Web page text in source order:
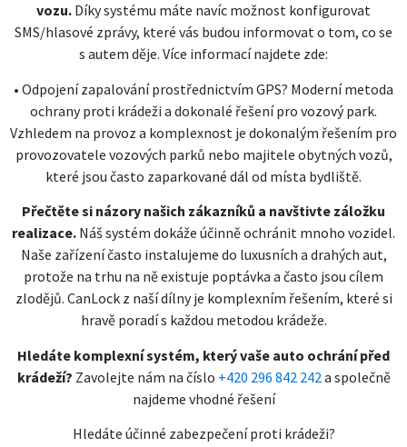
vozu. Díky systému máte navíc možnost konfigurovat
SMS/hlasové zprávy, které vás budou informovat o tom, co se
s autem děje. Více informací najdete zde:
• Odpojení zapalování prostřednictvím GPS? Moderní metoda
ochrany proti krádeži a dokonalé řešení pro vozový park.
Vzhledem na provoz a komplexnost je dokonalým řešením pro
provozovatele vozových parků nebo majitele obytných vozů,
které jsou často zaparkované dál od místa bydliště.
Přečtěte si názory našich zákazníků a navštivte záložku
realizace. Náš systém dokáže účinně ochránit mnoho vozidel.
Naše zařízení často instalujeme do luxusních a drahých aut,
protože na trhu na ně existuje poptávka a často jsou cílem
zlodějů. CanLock z naší dílny je komplexním řešením, které si
hravě poradí s každou metodou krádeže.
Hledáte komplexní systém, který vaše auto ochrání před
krádeží? Zavolejte nám na číslo +420 296 842 242a společně
najdeme vhodné řešení
Hledáte účinné zabezpečení proti krádeži?